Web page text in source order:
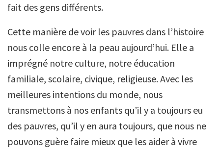
fait des gens différents.
Cette manière de voir les pauvres dans l’histoire
nous colle encore à la peau aujourd’hui. Elle a
imprégné notre culture, notre éducation
familiale, scolaire, civique, religieuse. Avec les
meilleures intentions du monde, nous
transmettons à nos enfants qu’il y a toujours eu
des pauvres, qu’il y en aura toujours, que nous ne
pouvons guère faire mieux que les aider à vivre